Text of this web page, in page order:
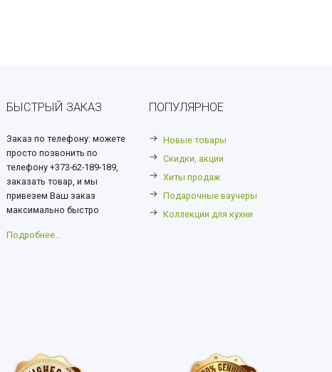
БЫСТРЫЙ ЗАКАЗ
Заказ по телефону: можете
просто позвонить по
телефону +373-62-189-189,
заказать товар, и мы
привезем Ваш заказ
максимально быстро
Подробнее...
ПОПУЛЯРНОЕ
Новые товары
Скидки, акции
Хиты продаж
Подарочные ваучеры
Коллекции для кухни